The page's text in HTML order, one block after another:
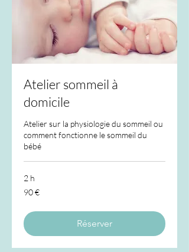
Atelier sommeil à
domicile
Atelier sur la physiologie du sommeil ou
comment fonctionne le sommeil du
bébé
2 h
90
euros
90 €
Réserver